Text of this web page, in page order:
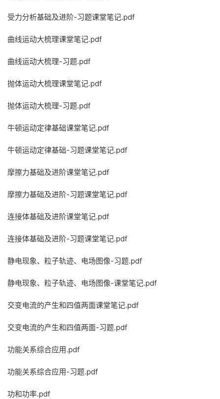
受力分析基础及进阶-习题课堂笔记.pdf
曲线运动大梳理课堂笔记.pdf
曲线运动大梳理-习题.pdf
抛体运动大梳理课堂笔记.pdf
抛体运动大梳理-习题.pdf
牛顿运动定律基础课堂笔记.pdf
牛顿运动定律基础-习题课堂笔记.pdf
摩擦力基础及进阶课堂笔记.pdf
摩擦力基础及进阶-习题课堂笔记.pdf
连接体基础及进阶课堂笔记.pdf
连接体基础及进阶-习题课堂笔记.pdf
静电现象、粒子轨迹、电场图像-习题.pdf
静电现象、粒子轨迹、电场图像-课堂笔记.pdf
交变电流的产生和四值两面课堂笔记.pdf
交变电流的产生和四值两面-习题.pdf
功能关系综合应用.pdf
功能关系综合应用-习题.pdf
功和功率.pdf